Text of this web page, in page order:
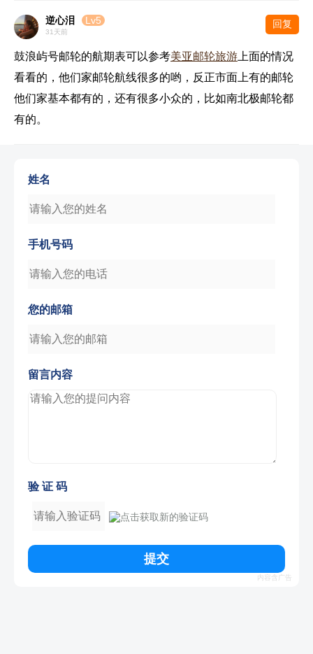
逆心泪 Lv5
31天前
回复
鼓浪屿号邮轮的航期表可以参考美亚邮轮旅游 上面的情况
看看的，他们家邮轮航线很多的哟，反正市面上有的邮轮
他们家基本都有的，还有很多小众的，比如南北极邮轮都
有的。
姓名
手机号码
您的邮箱
留言内容
验 证 码
提交